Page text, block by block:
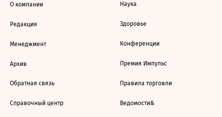
О компании
Редакция
Менеджмент
Архив
Обратная связь
Справочный центр
Наука
Здоровье
Конференции
Премия Импульс
Правила торговли
Ведомости&